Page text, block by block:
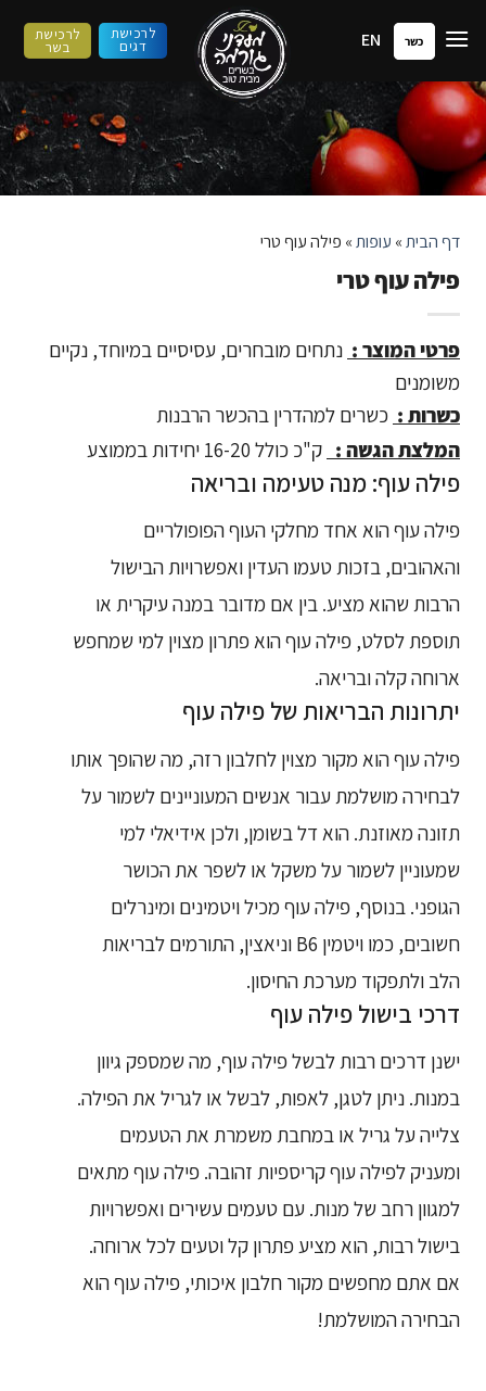
לתוכן
כשר EN לרכישת
דגים
לרכישת
בשר
דף הבית» עופות» פילה עוף טרי
פילה עוף טרי
פרטי המוצר : נתחים מובחרים, עסיסיים במיוחד, נקיים
משומנים
כשרות : כשרים למהדרין בהכשר הרבנות
המלצת הגשה : ק"כ כולל 16-20 יחידות בממוצע
פילה עוף: מנה טעימה ובריאה
פילה עוף הוא אחד מחלקי העוף הפופולריים
והאהובים, בזכות טעמו העדין ואפשרויות הבישול
הרבות שהוא מציע. בין אם מדובר במנה עיקרית או
תוספת לסלט, פילה עוף הוא פתרון מצוין למי שמחפש
ארוחה קלה ובריאה.
יתרונות הבריאות של פילה עוף
פילה עוף הוא מקור מצוין לחלבון רזה, מה שהופך אותו
לבחירה מושלמת עבור אנשים המעוניינים לשמור על
תזונה מאוזנת. הוא דל בשומן, ולכן אידיאלי למי
שמעוניין לשמור על משקל או לשפר את הכושר
הגופני. בנוסף, פילה עוף מכיל ויטמינים ומינרלים
חשובים, כמו ויטמין B6 וניאצין, התורמים לבריאות
הלב ולתפקוד מערכת החיסון.
דרכי בישול פילה עוף
ישנן דרכים רבות לבשל פילה עוף, מה שמספק גיוון
במנות. ניתן לטגן, לאפות, לבשל או לגריל את הפילה.
צלייה על גריל או במחבת משמרת את הטעמים
ומעניק לפילה עוף קריספיות זהובה. פילה עוף מתאים
למגוון רחב של מנות. עם טעמים עשירים ואפשרויות
בישול רבות, הוא מציע פתרון קל וטעים לכל ארוחה.
אם אתם מחפשים מקור חלבון איכותי, פילה עוף הוא
הבחירה המושלמת!